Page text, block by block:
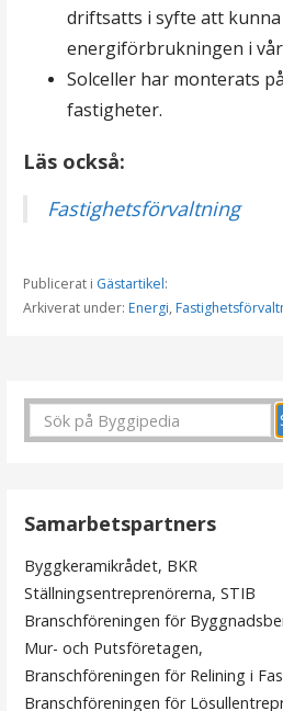
driftsatts i syfte att
energiförbrukningen i
Solceller har monterats
fastigheter.
Läs också:
Fastighetsförvaltning
Publicerat i Gästartikel:
Arkiverat under: Energi,
g
n
Samarbetspartners
Byggkeramikrådet, BKR
Ställningsentreprenörerna, STIB
Branschföreningen för
Mur- och Putsföretagen,
Branschföreningen för Relining i
Branschföreningen för